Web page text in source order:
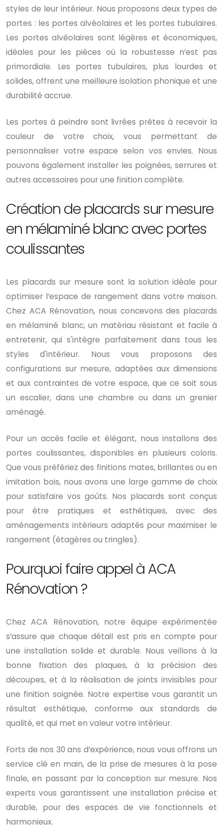
styles de leur intérieur. Nous proposons deux types de
portes : les portes alvéolaires et les portes tubulaires.
Les portes alvéolaires sont légères et économiques,
idéales pour les pièces où la robustesse n’est pas
primordiale. Les portes tubulaires, plus lourdes et
solides, offrent une meilleure isolation phonique et une
durabilité accrue.
Les portes à peindre sont livrées prêtes à recevoir la
couleur de votre choix, vous permettant de
personnaliser votre espace selon vos envies. Nous
pouvons également installer les poignées, serrures et
autres accessoires pour une finition complète.
Création de placards sur mesure
en mélaminé blanc avec portes
coulissantes
Les placards sur mesure sont la solution idéale pour
optimiser l’espace de rangement dans votre maison.
Chez ACA Rénovation, nous concevons des placards
en mélaminé blanc, un matériau résistant et facile à
entretenir, qui s'intègre parfaitement dans tous les
styles d'intérieur. Nous vous proposons des
configurations sur mesure, adaptées aux dimensions
et aux contraintes de votre espace, que ce soit sous
un escalier, dans une chambre ou dans un grenier
aménagé.
Pour un accès facile et élégant, nous installons des
portes coulissantes, disponibles en plusieurs coloris.
Que vous préfériez des finitions mates, brillantes ou en
imitation bois, nous avons une large gamme de choix
pour satisfaire vos goûts. Nos placards sont conçus
pour être pratiques et esthétiques, avec des
aménagements intérieurs adaptés pour maximiser le
rangement (étagères ou tringles).
Pourquoi faire appel à ACA
Rénovation ?
Chez ACA Rénovation, notre équipe expérimentée
s’assure que chaque détail est pris en compte pour
une installation solide et durable. Nous veillons à la
bonne fixation des plaques, à la précision des
découpes, et à la réalisation de joints invisibles pour
une finition soignée. Notre expertise vous garantit un
résultat esthétique, conforme aux standards de
qualité, et qui met en valeur votre intérieur.
Forts de nos 30 ans d’expérience, nous vous offrons un
service clé en main, de la prise de mesures à la pose
finale, en passant par la conception sur mesure. Nos
experts vous garantissent une installation précise et
durable, pour des espaces de vie fonctionnels et
harmonieux.